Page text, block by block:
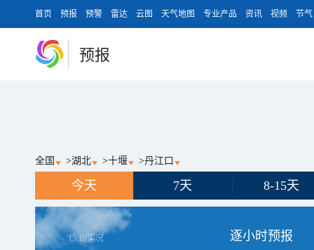
首页 预报 预警 雷达 云图 天气地图 专业产品 资讯 视频 节气
预报
全国 >湖北 >十堰 >丹江口
今天 7天 8-15天
15:10实况 逐小时预报